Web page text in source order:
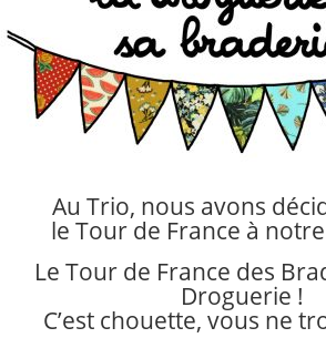
Au Trio, nous avons
le Tour de France à
Le Tour de France des
Droguerie !
C’est chouette, vous ne